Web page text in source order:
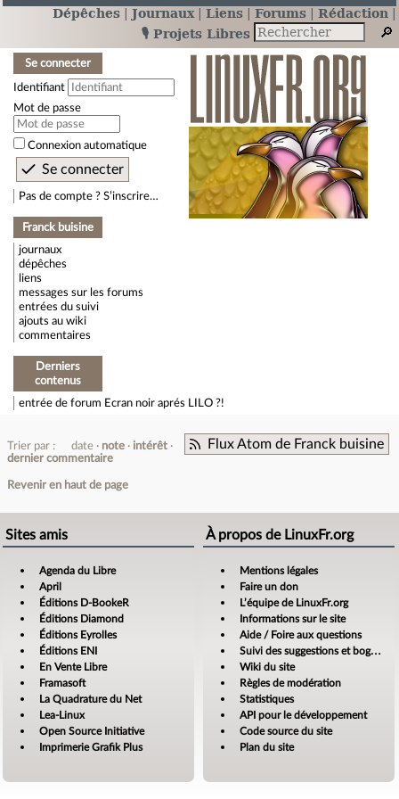
Dépêches Journaux Liens Forums
Rédaction
🎙️ Projets Libres
Se connecter
Identifiant
Mot de passe
Connexion automatique
Pas de compte ? S’inscrire…
Franck buisine
journaux
dépêches
liens
messages sur les forums
entrées du suivi
ajouts au wiki
commentaires
Derniers
contenus
entrée de forum Ecran noir aprés LILO ?!
Flux Atom de Franck buisine
Trier par : date note
intérêt
dernier commentaire
Revenir en haut de page
Sites amis
Agenda du Libre
April
Éditions D-BookeR
Éditions Diamond
Éditions Eyrolles
Éditions ENI
En Vente Libre
Framasoft
La Quadrature du Net
Lea-Linux
Open Source Initiative
Imprimerie Grafik Plus
À propos de LinuxFr.org
Mentions légales
Faire un don
L’équipe de LinuxFr.org
Informations sur le site
Aide / Foire aux questions
Suivi des suggestions et bogues
Wiki du site
Règles de modération
Statistiques
API pour le développement
Code source du site
Plan du site